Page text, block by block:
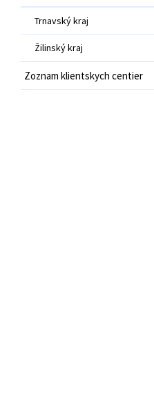
Trnavský kraj
Žilinský kraj
Zoznam klientskych centier